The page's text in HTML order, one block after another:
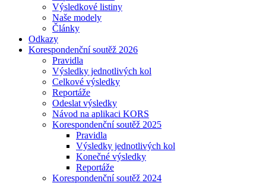
Výsledkové listiny
Naše modely
Články
Odkazy
Korespondenční soutěž 2026
Pravidla
Výsledky jednotlivých kol
Celkové výsledky
Reportáže
Odeslat výsledky
Návod na aplikaci KORS
Korespondenční soutěž 2025
Pravidla
Výsledky jednotlivých kol
Konečné výsledky
Reportáže
Korespondenční soutěž 2024